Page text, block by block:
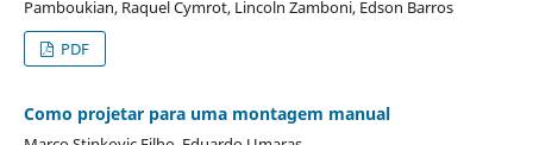
Pamboukian, Raquel Cymrot, Lincoln Zamboni, Edson Barros
PDF
Como projetar para uma montagem manual